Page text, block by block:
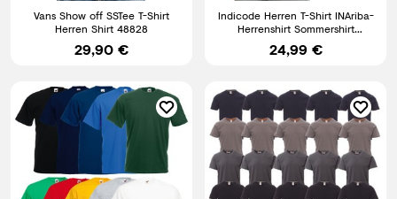
Vans Show off SSTee T-Shirt
Herren Shirt 48828
29,90 €
Indicode Herren T-Shirt INAriba-
Herrenshirt Sommershirt
Rundhals Shirt Männer
24,99 €